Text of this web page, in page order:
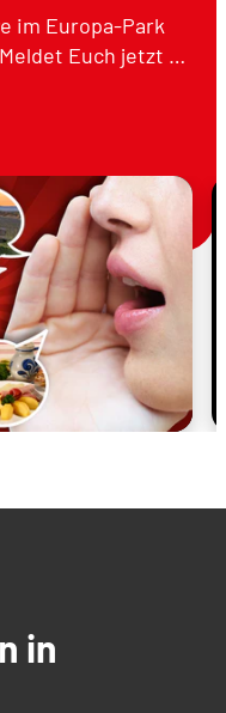
im Europa-Park
Euch jetzt …
in